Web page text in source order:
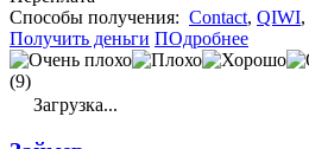
Cпособы получения: Contact, QIWI,
Получить деньги ПОдробнее
(9)
Загрузка...